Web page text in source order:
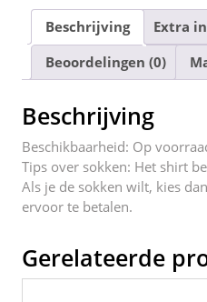
c
e
b
o
o
k
itt
er
ai
l
er
e
st
Beschrijving
Extra
Beoordelingen (0)
Beschrijving
Beschikbaarheid: Op
Tips over sokken: Het shirt
Als je de sokken wilt, kies
ervoor te betalen.
Gerelateerde